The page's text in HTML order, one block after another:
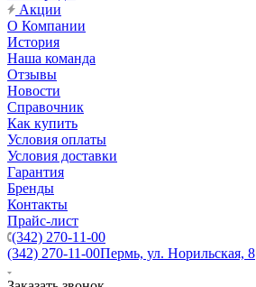
Акции
О Компании
История
Наша команда
Отзывы
Новости
Справочник
Как купить
Условия оплаты
Условия доставки
Гарантия
Бренды
Контакты
Прайс-лист
(342) 270-11-00
(342) 270-11-00Пермь, ул. Норильская, 8